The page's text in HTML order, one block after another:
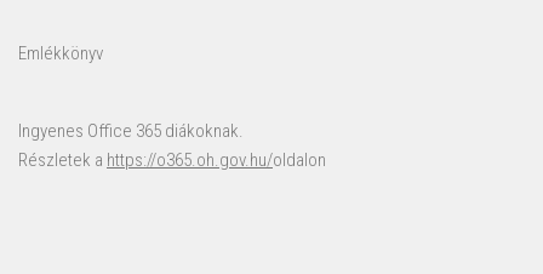
Emlékkönyv
Ingyenes Office 365 diákoknak.
Részletek a https://o365.oh.gov.hu/oldalon